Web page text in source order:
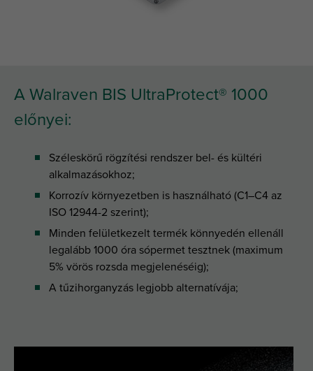
A Walraven BIS UltraProtect® 1000
előnyei:
Széleskörű rögzítési rendszer bel- és kültéri
alkalmazásokhoz;
Korrozív környezetben is használható (C1–C4 az
ISO 12944-2 szerint);
Minden felületkezelt termék könnyedén ellenáll
legalább 1000 óra sópermet tesztnek (maximum
5% vörös rozsda megjelenéséig);
A tűzihorganyzás legjobb alternatívája;